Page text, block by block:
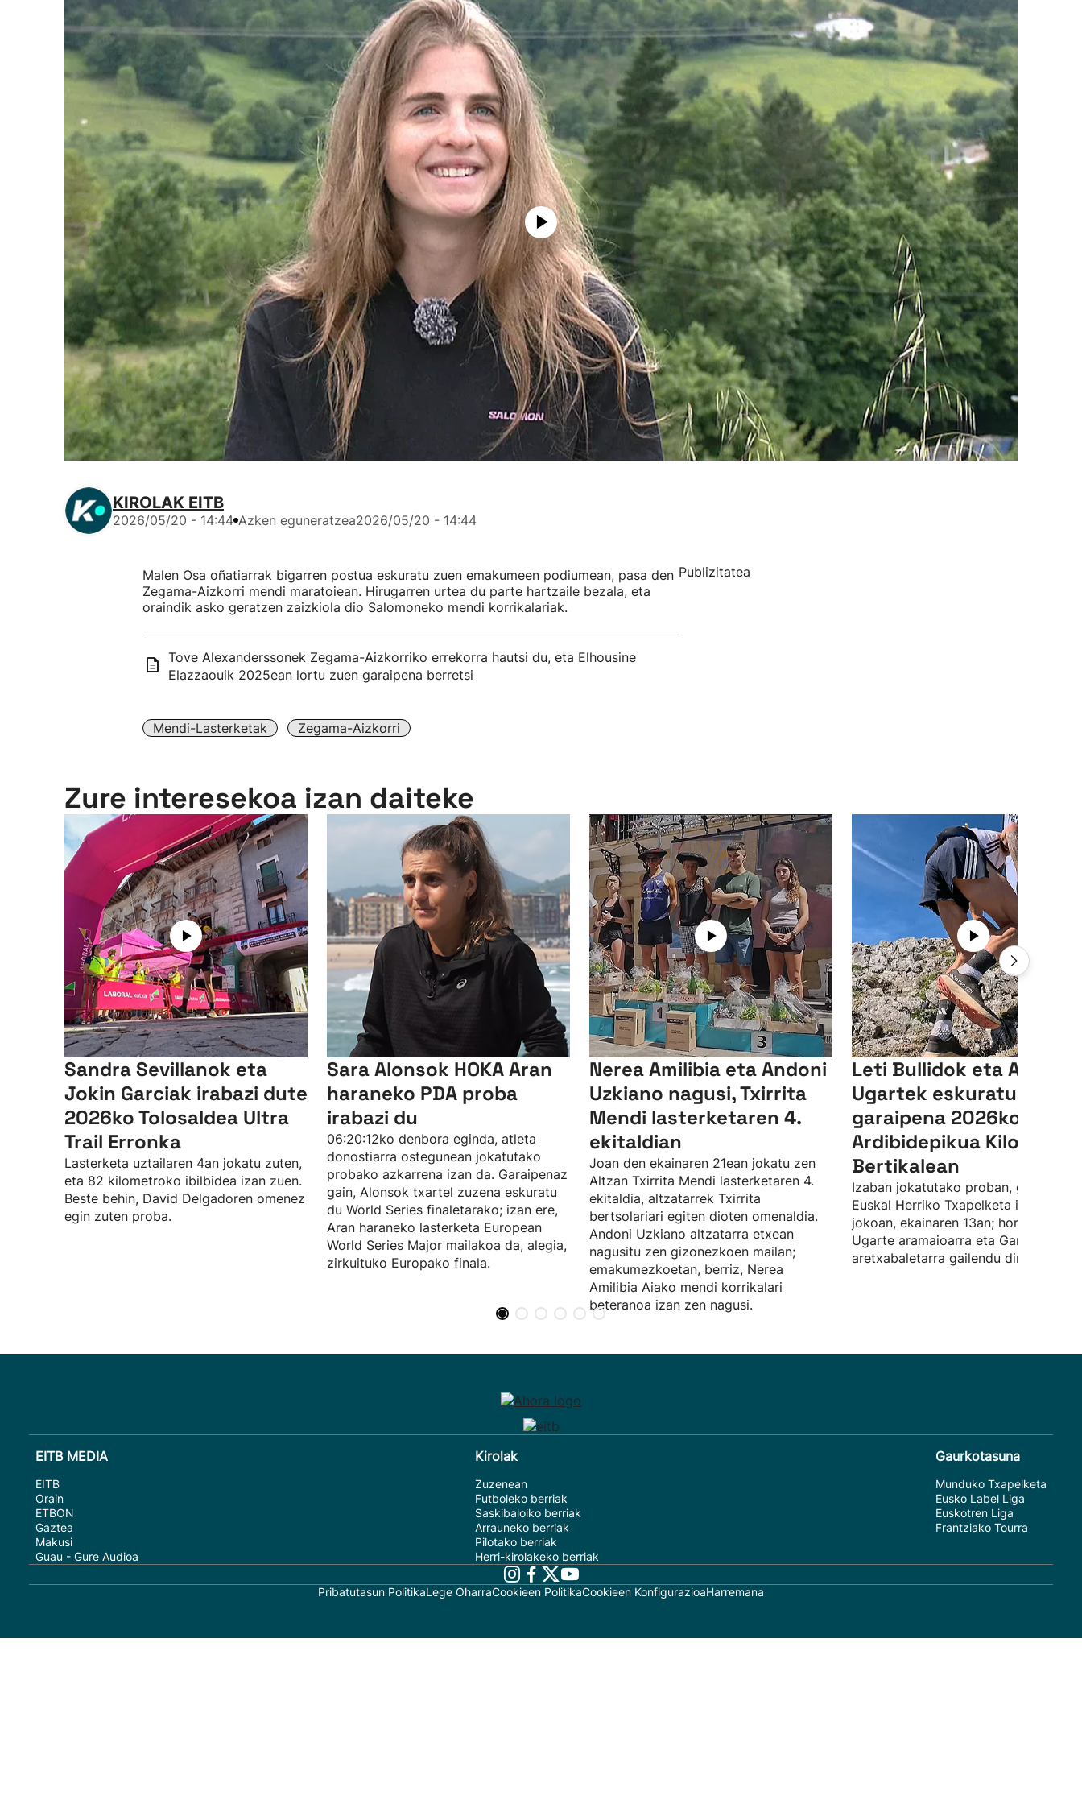
KIROLAK EITB
2026/05/20 - 14:44 Azken eguneratzea2026/05/20 - 14:44
Malen Osa oñatiarrak bigarren postua eskuratu zuen emakumeen podiumean, pasa den
Zegama-Aizkorri mendi maratoiean. Hirugarren urtea du parte hartzaile bezala, eta
oraindik asko geratzen zaizkiola dio Salomoneko mendi korrikalariak.
Tove Alexanderssonek Zegama-Aizkorriko errekorra hautsi du, eta Elhousine
Elazzaouik 2025ean lortu zuen garaipena berretsi
Mendi-Lasterketak Zegama-Aizkorri
Publizitatea
Zure interesekoa izan daiteke
Sandra Sevillanok eta
Jokin Garciak irabazi dute
2026ko Tolosaldea Ultra
Trail Erronka
Lasterketa uztailaren 4an jokatu zuten,
eta 82 kilometroko ibilbidea izan zuen.
Beste behin, David Delgadoren omenez
egin zuten proba.
Sara Alonsok HOKA Aran
haraneko PDA proba
irabazi du
06:20:12ko denbora eginda, atleta
donostiarra ostegunean jokatutako
probako azkarrena izan da. Garaipenaz
gain, Alonsok txartel zuzena eskuratu
du World Series finaletarako; izan ere,
Aran haraneko lasterketa European
World Series Major mailakoa da, alegia,
zirkuituko Europako finala.
Nerea Amilibia eta Andoni
Uzkiano nagusi, Txirrita
Mendi lasterketaren 4.
ekitaldian
Joan den ekainaren 21ean jokatu zen
Altzan Txirrita Mendi lasterketaren 4.
ekitaldia, altzatarrek Txirrita
bertsolariari egiten dioten omenaldia.
Andoni Uzkiano altzatarra etxean
nagusitu zen gizonezkoen mailan;
emakumezkoetan, berriz, Nerea
Amilibia Aiako mendi korrikalari
beteranoa izan zen nagusi.
Leti Bullidok eta Aitor
Ugartek eskuratu dute
garaipena 2026ko
Ardibidepikua Kilometro
Bertikalean
Izaban jokatutako proban, gainera,
Euskal Herriko Txapelketa izan da
jokoan, ekainaren 13an; horretan,
Ugarte aramaioarra eta Garazi
aretxabaletarra gailendu dira.
EITB MEDIA
EITB
Orain
ETBON
Gaztea
Makusi
Guau - Gure Audioa
Kirolak
Zuzenean
Futboleko berriak
Saskibaloiko berriak
Arrauneko berriak
Pilotako berriak
Herri-kirolakeko berriak
Gaurkotasuna
Munduko Txapelketa
Eusko Label Liga
Euskotren Liga
Frantziako Tourra
Pribatutasun PolitikaLege OharraCookieen PolitikaCookieen KonfigurazioaHarremana